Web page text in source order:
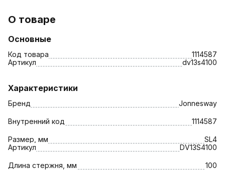
О товаре
Основные
Код товара
1114587
Артикул
dv13s4100
Характеристики
Бренд Jonnesway
Внутренний код 1114587
Размер, мм
SL4
Артикул
DV13S4100
Длина стержня, мм 100